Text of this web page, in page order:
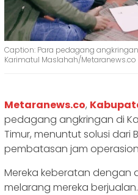
Caption: Para pedagang
Karimatul Maslahah/Metaranews.co
Metaranews.co,
pedagang angkringan di
Timur, menuntut solusi
pembatasan jam
Mereka keberatan dengan
melarang mereka berjualan.